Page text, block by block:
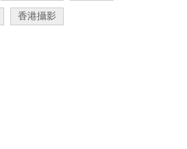
香港攝影